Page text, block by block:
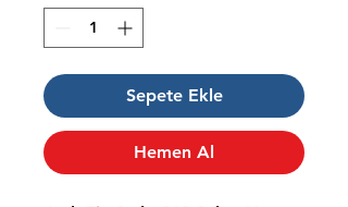
Sepete Ekle
Hemen Al